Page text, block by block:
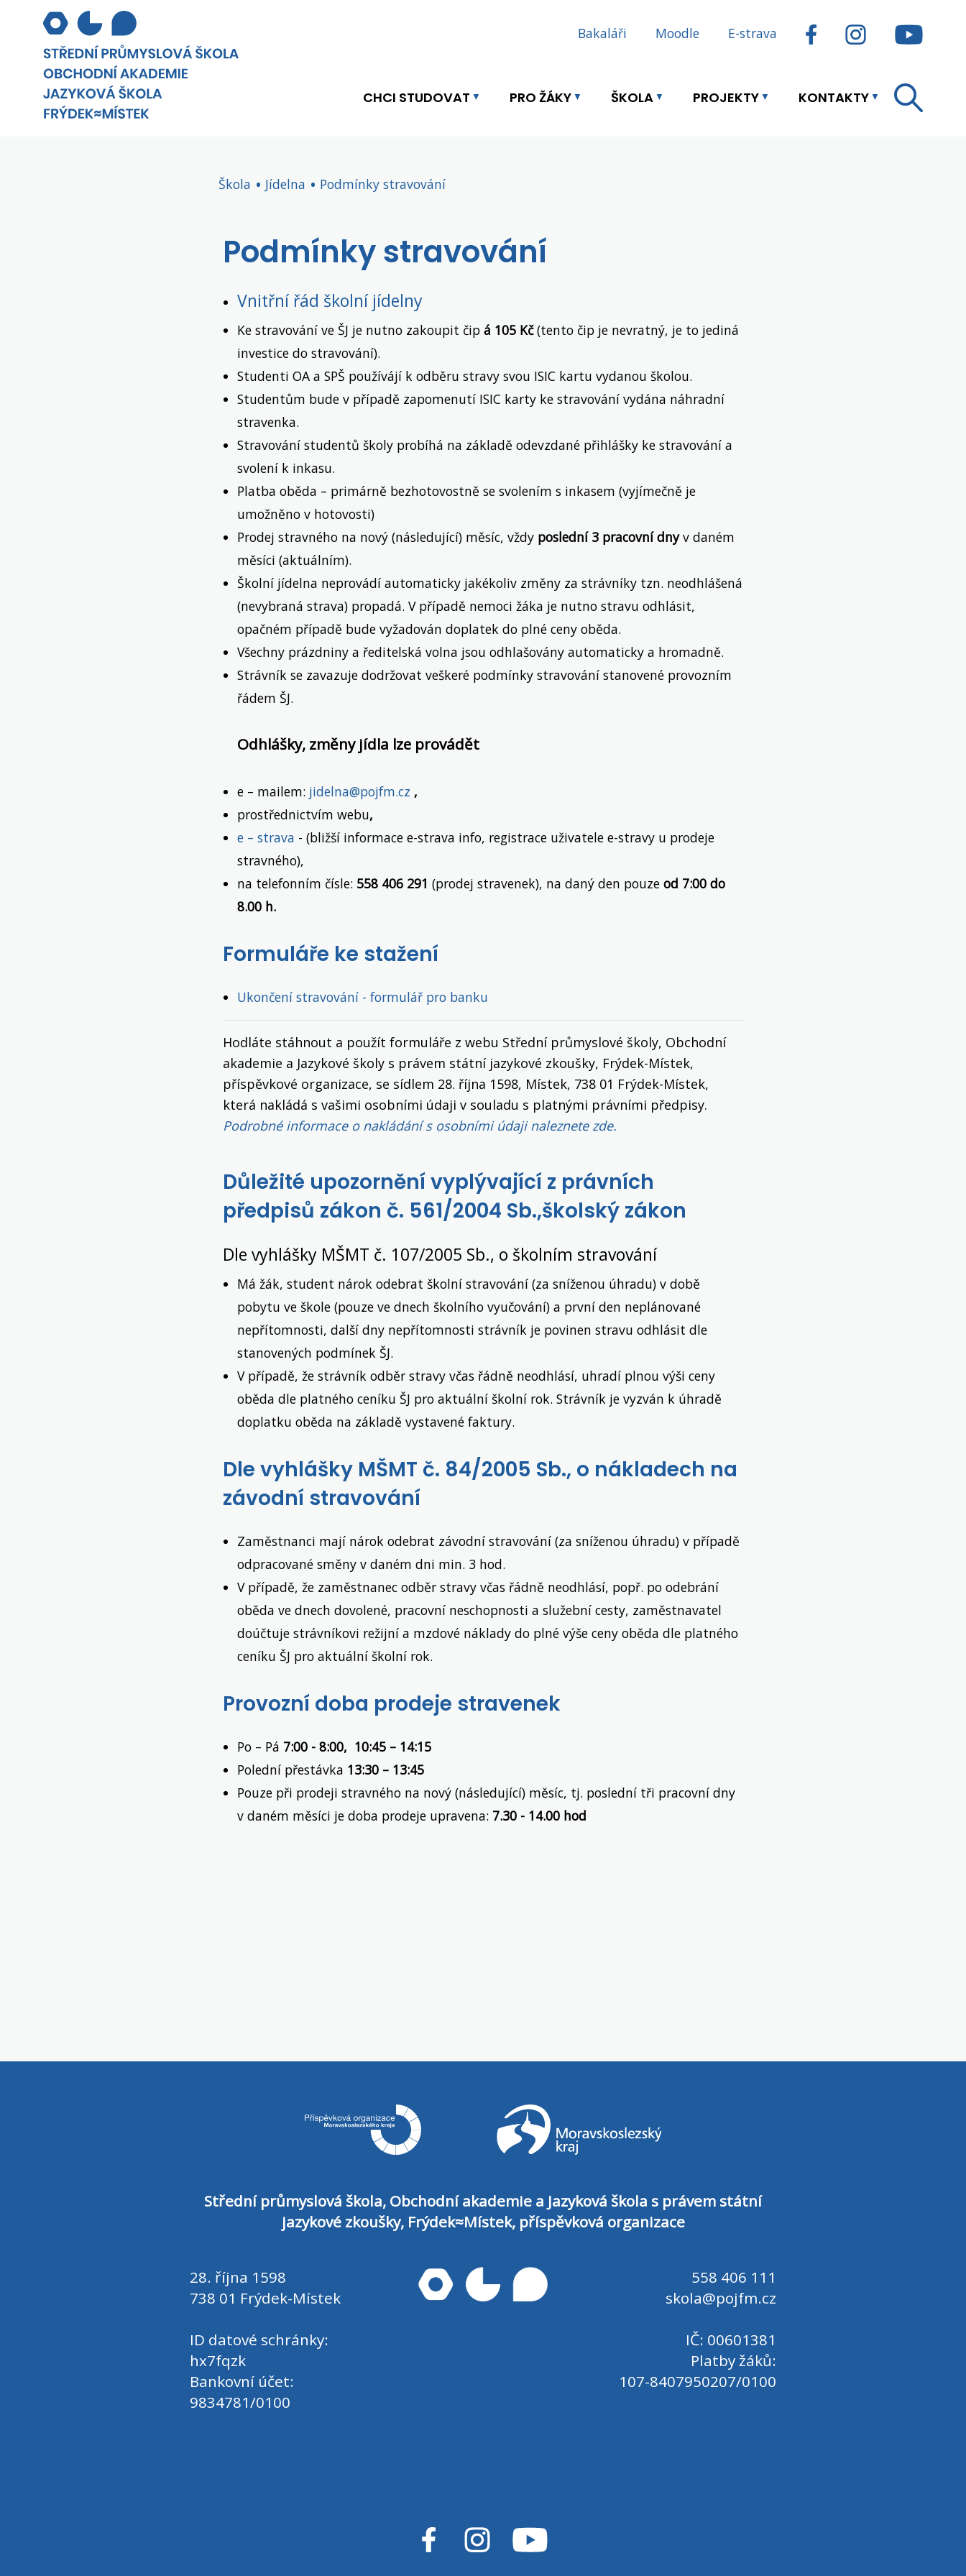
Bakaláři Moodle E-strava
CHCI STUDOVAT PRO ŽÁKY ŠKOLA PROJEKTY KONTAKTY
Škola Jídelna Podmínky stravování
Podmínky stravování
Vnitřní řád školní jídelny
Ke stravování ve ŠJ je nutno zakoupit čip á 105 Kč(tento čip je nevratný, je to jediná
investice do stravování).
Studenti OA a SPŠ používájí k odběru stravy svou ISIC kartu vydanou školou.
Studentům bude v případě zapomenutí ISIC karty ke stravování vydána náhradní
stravenka.
Stravování studentů školy probíhá na základě odevzdané přihlášky ke stravování a
svolení k inkasu.
Platba oběda – primárně bezhotovostně se svolením s inkasem (vyjímečně je
umožněno v hotovosti)
Prodej stravného na nový (následující) měsíc, vždy poslední 3 pracovní dnyv daném
měsíci (aktuálním).
Školní jídelna neprovádí automaticky jakékoliv změny za strávníky tzn. neodhlášená
(nevybraná strava) propadá. V případě nemoci žáka je nutno stravu odhlásit,
opačném případě bude vyžadován doplatek do plné ceny oběda.
Všechny prázdniny a ředitelská volna jsou odhlašovány automaticky a hromadně.
Strávník se zavazuje dodržovat veškeré podmínky stravování stanovené provozním
řádem ŠJ.
Odhlášky, změny jídla lze provádět
e – mailem: jidelna@pojfm.cz ,
prostřednictvím webu,
e – strava - (bližší informace e-strava info, registrace uživatele e-stravy u prodeje
stravného),
na telefonním čísle: 558 406 291 (prodej stravenek), na daný den pouze od 7:00 do
8.00 h.
Formuláře ke stažení
Ukončení stravování - formulář pro banku
Hodláte stáhnout a použít formuláře z webu Střední průmyslové školy, Obchodní
akademie a Jazykové školy s právem státní jazykové zkoušky, Frýdek-Místek,
příspěvkové organizace, se sídlem 28. října 1598, Místek, 738 01 Frýdek-Místek,
která nakládá s vašimi osobními údaji v souladu s platnými právními předpisy.
Podrobné informace o nakládání s osobními údaji naleznete zde.
Důležité upozornění vyplývající z právních
předpisů zákon č. 561/2004 Sb.,školský zákon
Dle vyhlášky MŠMT č. 107/2005 Sb., o školním stravování
Má žák, student nárok odebrat školní stravování (za sníženou úhradu) v době
pobytu ve škole (pouze ve dnech školního vyučování) a první den neplánované
nepřítomnosti, další dny nepřítomnosti strávník je povinen stravu odhlásit dle
stanovených podmínek ŠJ.
V případě, že strávník odběr stravy včas řádně neodhlásí, uhradí plnou výši ceny
oběda dle platného ceníku ŠJ pro aktuální školní rok. Strávník je vyzván k úhradě
doplatku oběda na základě vystavené faktury.
Dle vyhlášky MŠMT č. 84/2005 Sb., o nákladech na
závodní stravování
Zaměstnanci mají nárok odebrat závodní stravování (za sníženou úhradu) v případě
odpracované směny v daném dni min. 3 hod.
V případě, že zaměstnanec odběr stravy včas řádně neodhlásí, popř. po odebrání
oběda ve dnech dovolené, pracovní neschopnosti a služební cesty, zaměstnavatel
doúčtuje strávníkovi režijní a mzdové náklady do plné výše ceny oběda dle platného
ceníku ŠJ pro aktuální školní rok.
Provozní doba prodeje stravenek
Po – Pá 7:00 - 8:00, 10:45 – 14:15
Polední přestávka 13:30 – 13:45
Pouze při prodeji stravného na nový (následující) měsíc, tj. poslední tři pracovní dny
v daném měsíci je doba prodeje upravena: 7.30 - 14.00 hod
Střední průmyslová škola, Obchodní akademie a Jazyková škola s právem státní
jazykové zkoušky, Frýdek≈Místek, příspěvková organizace
28. října 1598
738 01 Frýdek-Místek
ID datové schránky:
hx7fqzk
Bankovní účet:
9834781/0100
558 406 111
skola@pojfm.cz
IČ: 00601381
Platby žáků:
107-8407950207/0100